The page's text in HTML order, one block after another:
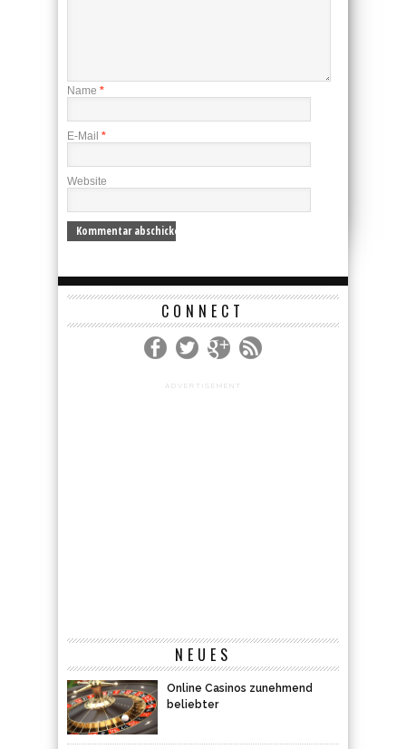
Name *
E-Mail *
Website
CONNECT
ADVERTISEMENT
NEUES
Online Casinos zunehmend
beliebter